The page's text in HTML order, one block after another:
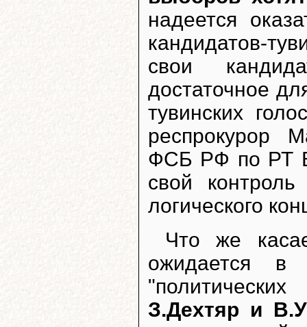
надеется
кандидатов-
свои
достаточное
тувинских
респрокурор
ФСБ РФ по РТ
свой
логического
Что же
ожидается в
З.Дехтяр и